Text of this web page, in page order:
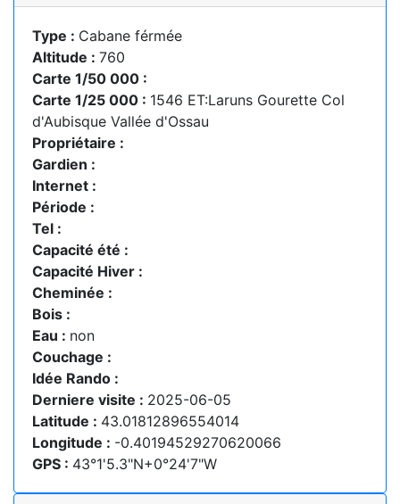
Type : Cabane férmée
Altitude : 760
Carte 1/50 000 :
Carte 1/25 000 : 1546 ET:Laruns Gourette Col
d'Aubisque Vallée d'Ossau
Propriétaire :
Gardien :
Internet :
Période :
Tel :
Capacité été :
Capacité Hiver :
Cheminée :
Bois :
Eau : non
Couchage :
Idée Rando :
Derniere visite : 2025-06-05
Latitude : 43.01812896554014
Longitude : -0.40194529270620066
GPS : 43°1'5.3"N+0°24'7"W